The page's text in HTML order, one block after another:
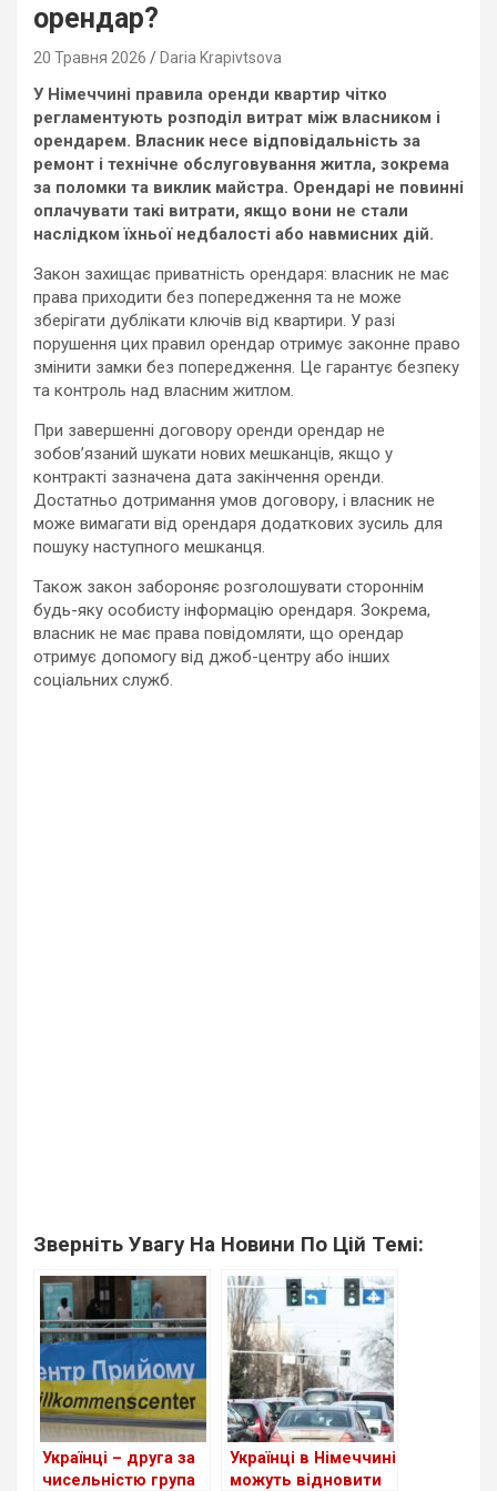
орендар?
20 Травня 2026 Daria Krapivtsova
У Німеччині правила оренди квартир чітко
регламентують розподіл витрат між власником і
орендарем. Власник несе відповідальність за
ремонт і технічне обслуговування житла, зокрема
за поломки та виклик майстра. Орендарі не повинні
оплачувати такі витрати, якщо вони не стали
наслідком їхньої недбалості або навмисних дій.
Закон захищає приватність орендаря: власник не має
права приходити без попередження та не може
зберігати дублікати ключів від квартири. У разі
порушення цих правил орендар отримує законне право
змінити замки без попередження. Це гарантує безпеку
та контроль над власним житлом.
При завершенні договору оренди орендар не
зобов’язаний шукати нових мешканців, якщо у
контракті зазначена дата закінчення оренди.
Достатньо дотримання умов договору, і власник не
може вимагати від орендаря додаткових зусиль для
пошуку наступного мешканця.
Також закон забороняє розголошувати стороннім
будь-яку особисту інформацію орендаря. Зокрема,
власник не має права повідомляти, що орендар
отримує допомогу від джоб-центру або інших
соціальних служб.
Зверніть Увагу На Новини По Цій Темі:
Українці – друга за
чисельністю група
Українці в Німеччині
можуть відновити